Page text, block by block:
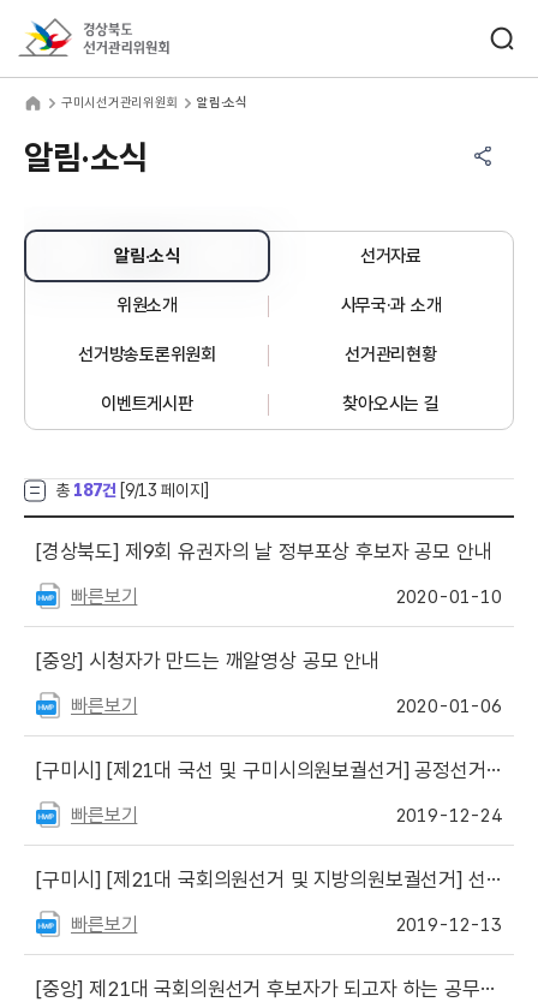
구미시선거관리위원회 알림·소식
알림·소식
알림·소식 선거자료
위원소개 사무국·과 소개
선거방송토론위원회 선거관리현황
이벤트게시판 찾아오시는 길
총 187건 [9/13 페이지]
[경상북도] 제9회 유권자의 날 정부포상 후보자 공모 안내
빠른보기 2020-01-10
[중앙] 시청자가 만드는 깨알영상 공모 안내
빠른보기 2020-01-06
[구미시] [제21대 국선 및 구미시의원보궐선거] 공정선거지원단(1·2단계) 최종합격자 안내
빠른보기 2019-12-24
[구미시] [제21대 국회의원선거 및 지방의원보궐선거] 선거사무보조원 모집안내문
빠른보기 2019-12-13
[중앙] 제21대 국회의원선거 후보자가 되고자 하는 공무원 등의 사직기한 안내